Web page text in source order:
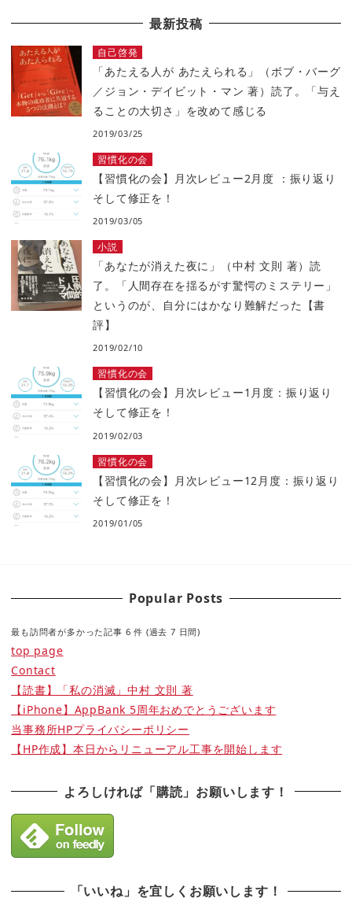
最新投稿
自己啓発
「あたえる人が あたえられる」（ボブ・バーグ
／ジョン・デイビット・マン 著）読了。「与え
ることの大切さ」を改めて感じる
2019/03/25
習慣化の会
【習慣化の会】月次レビュー2月度 ：振り返り
そして修正を！
2019/03/05
小説
「あなたが消えた夜に」（中村 文則 著）読
了。「人間存在を揺るがす驚愕のミステリー」
というのが、自分にはかなり難解だった【書
評】
2019/02/10
習慣化の会
【習慣化の会】月次レビュー1月度：振り返り
そして修正を！
2019/02/03
習慣化の会
【習慣化の会】月次レビュー12月度：振り返り
そして修正を！
2019/01/05
Popular Posts
最も訪問者が多かった記事 6 件 (過去 7 日間)
top page
Contact
【読書】「私の消滅」中村 文則 著
【iPhone】AppBank 5周年おめでとうございます
当事務所HPプライバシーポリシー
【HP作成】本日からリニューアル工事を開始します
よろしければ「購読」お願いします！
「いいね」を宜しくお願いします！